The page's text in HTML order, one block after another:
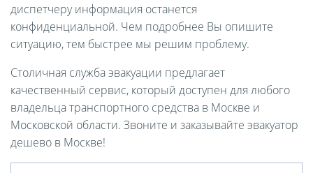
диспетчеру информация останется
конфиденциальной. Чем подробнее Вы опишите
ситуацию, тем быстрее мы решим проблему.
Столичная служба эвакуации предлагает
качественный сервис, который доступен для любого
владельца транспортного средства в Москве и
Московской области. Звоните и заказывайте эвакуатор
дешево в Москве!